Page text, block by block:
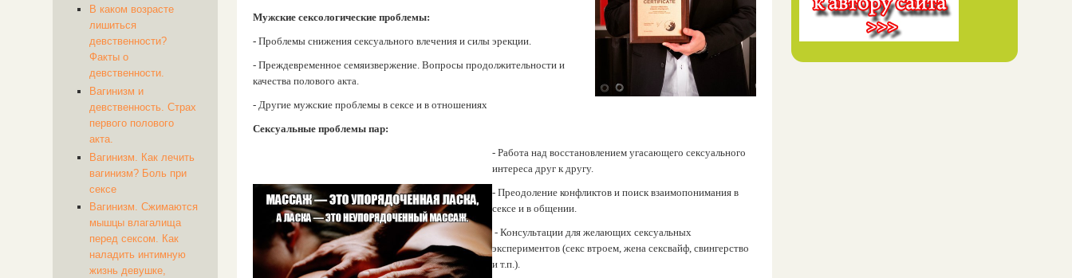
В каком возрасте
лишиться
девственности?
Факты о
девственности.
Вагинизм и
девственность. Страх
первого полового
акта.
Вагинизм. Как лечить
вагинизм? Боль при
сексе
Вагинизм. Сжимаются
мышцы влагалища
перед сексом. Как
наладить интимную
жизнь девушке,
Мужские сексологические проблемы:
- Проблемы снижения сексуального влечения и силы эрекции.
- Преждевременное семяизвержение. Вопросы продолжительности и
качества полового акта.
- Другие мужские проблемы в сексе и в отношениях
Сексуальные проблемы пар:
- Работа над восстановлением угасающего сексуального
интереса друг к другу.
- Преодоление конфликтов и поиск взаимопонимания в
сексе и в общении.
- Консультации для желающих сексуальных
экспериментов (секс втроем, жена сексвайф, свингерство
и т.п.).